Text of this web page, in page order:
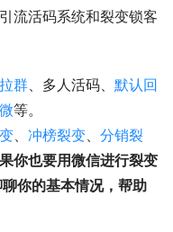
流活码系统和裂变锁客
群、多人活码、 默认回
等。
、 冲榜裂变、 分销裂
你也要用微信进行裂变
你的基本情况，帮助